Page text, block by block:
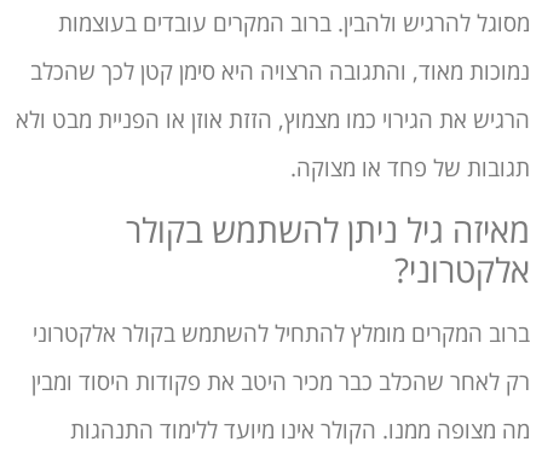
מסוגל להרגיש ולהבין. ברוב המקרים עובדים בעוצמות
נמוכות מאוד, והתגובה הרצויה היא סימן קטן לכך שהכלב
הרגיש את הגירוי כמו מצמוץ, הזזת אוזן או הפניית מבט ולא
תגובות של פחד או מצוקה.
מאיזה גיל ניתן להשתמש בקולר
אלקטרוני?
ברוב המקרים מומלץ להתחיל להשתמש בקולר אלקטרוני
רק לאחר שהכלב כבר מכיר היטב את פקודות היסוד ומבין
מה מצופה ממנו. הקולר אינו מיועד ללימוד התנהגות